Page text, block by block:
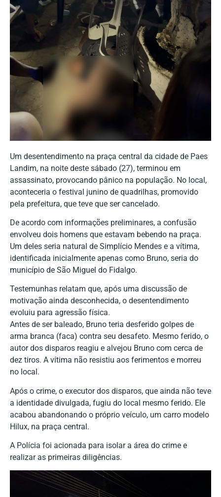
Um desentendimento na praça central da cidade de Paes
Landim, na noite deste sábado (27), terminou em
assassinato, provocando pânico na população. No local,
aconteceria o festival junino de quadrilhas, promovido
pela prefeitura, que teve que ser cancelado.
De acordo com informações preliminares, a confusão
envolveu dois homens que estavam bebendo na praça.
Um deles seria natural de Simplício Mendes e a vítima,
identificada inicialmente apenas como Bruno, seria do
município de São Miguel do Fidalgo.
Testemunhas relatam que, após uma discussão de
motivação ainda desconhecida, o desentendimento
evoluiu para agressão física.
Antes de ser baleado, Bruno teria desferido golpes de
arma branca (faca) contra seu desafeto. Mesmo ferido, o
autor dos disparos reagiu e alvejou Bruno com cerca de
dez tiros. A vítima não resistiu aos ferimentos e morreu
no local.
Após o crime, o executor dos disparos, que ainda não teve
a identidade divulgada, fugiu do local mesmo ferido. Ele
acabou abandonando o próprio veículo, um carro modelo
Hilux, na praça central.
A Polícia foi acionada para isolar a área do crime e
realizar as primeiras diligências.